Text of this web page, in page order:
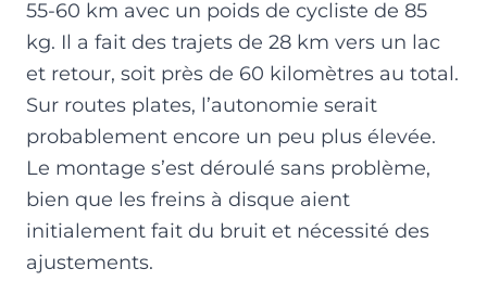
55-60 km avec un poids de cycliste de 85
kg. Il a fait des trajets de 28 km vers un lac
et retour, soit près de 60 kilomètres au total.
Sur routes plates, l’autonomie serait
probablement encore un peu plus élevée.
Le montage s’est déroulé sans problème,
bien que les freins à disque aient
initialement fait du bruit et nécessité des
ajustements.